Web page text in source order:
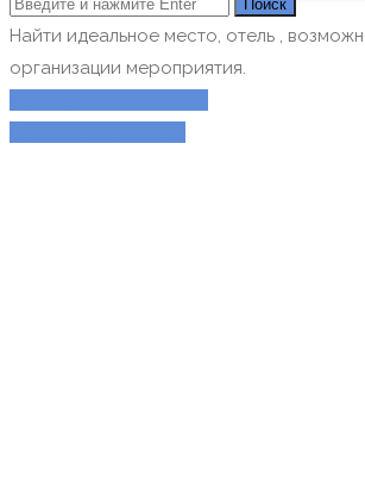
Найти идеальное место, отель ,
организации мероприятия.